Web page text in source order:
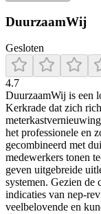
DuurzaamWij
Gesloten
4.7
DuurzaamWij is een
Kerkrade dat zich
het professionele en
gecombineerd met
medewerkers tonen
geven uitgebreide
systemen. Gezien de
indicaties van nep-
veelbelovende en